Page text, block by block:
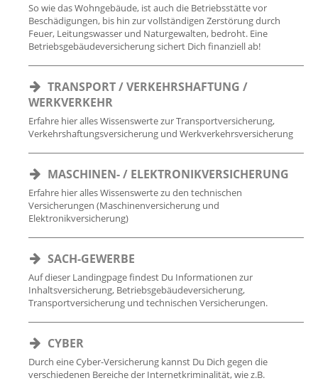
So wie das Wohngebäude, ist auch die Betriebsstätte vor
Beschädigungen, bis hin zur vollständigen Zerstörung durch
Feuer, Leitungswasser und Naturgewalten, bedroht. Eine
Betriebsgebäudeversicherung sichert Dich finanziell ab!
TRANSPORT / VERKEHRSHAFTUNG /
WERKVERKEHR
Erfahre hier alles Wissenswerte zur Transportversicherung,
Verkehrshaftungsversicherung und Werkverkehrsversicherung
MASCHINEN- / ELEKTRONIKVERSICHERUNG
Erfahre hier alles Wissenswerte zu den technischen
Versicherungen (Maschinenversicherung und
Elektronikversicherung)
SACH-GEWERBE
Auf dieser Landingpage findest Du Informationen zur
Inhaltsversicherung, Betriebsgebäudeversicherung,
Transportversicherung und technischen Versicherungen.
CYBER
Durch eine Cyber-Versicherung kannst Du Dich gegen die
verschiedenen Bereiche der Internetkriminalität, wie z.B.